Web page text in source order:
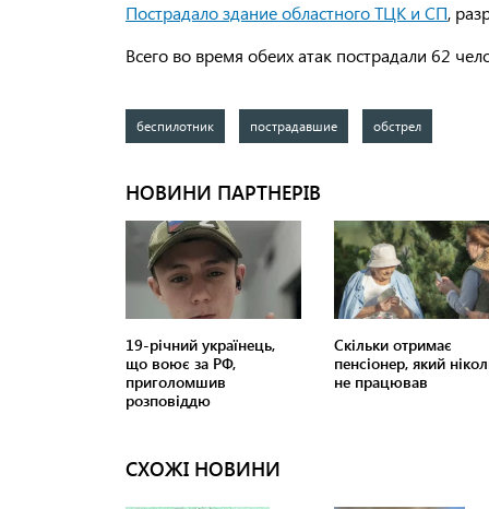
Пострадало здание областного ТЦК и СП,
Всего во время обеих атак пострадали 62
беспилотник пострадавшие обстрел
СХОЖІ НОВИНИ